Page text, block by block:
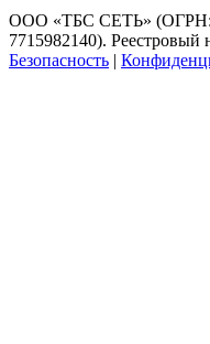
ООО «ТБС СЕТЬ» (ОГРН:
7715982140). Реестровый
Безопасность |